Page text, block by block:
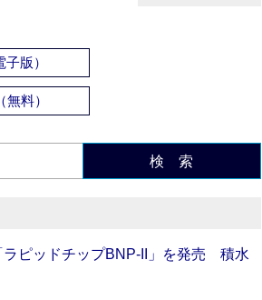
版）
料）
検 索
ラピッドチップBNP-II」を発売 積水